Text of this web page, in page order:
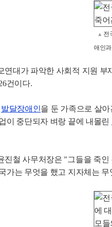
▲ 전
애인
연대가 파악한 사회적 지원 부
건이다.
발달장애인을 둔 가족으로 살
이 중단되자 벼랑 끝에 내몰린
진철 사무처장은 "그들을 죽
가는 무엇을 했고 지자체는